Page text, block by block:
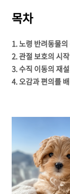
목차
1. 노령 반려동물
2. 관절 보호의 시
3. 수직 이동의 재
4. 오감과 편의를